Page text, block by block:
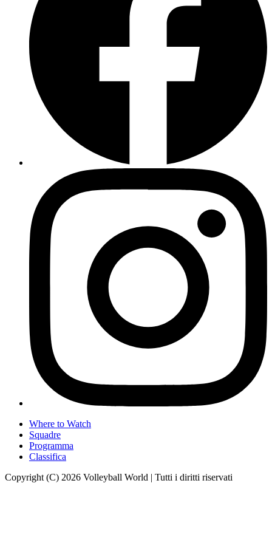
Where to Watch
Squadre
Programma
Classifica
Copyright (C) 2026 Volleyball World | Tutti i diritti riservati